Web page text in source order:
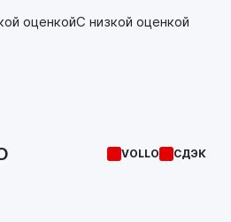
оценкойС низкой оценкой
VOLLO СДЭК